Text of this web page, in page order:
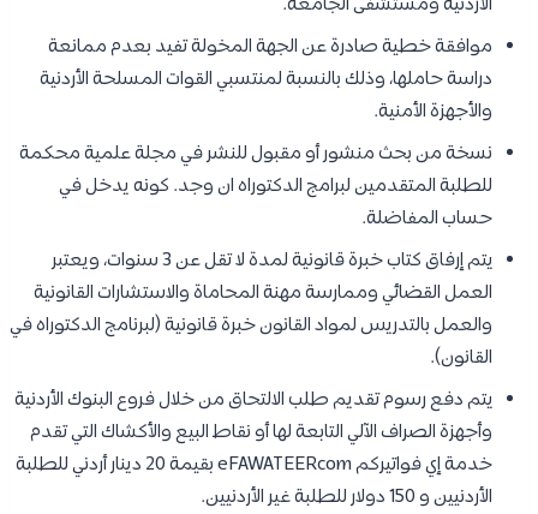
الأردنية ومستشفى الجامعة.
موافقة خطية صادرة عن الجهة المخولة تفيد بعدم ممانعة
دراسة حاملها، وذلك بالنسبة لمنتسبي القوات المسلحة الأردنية
والأجهزة الأمنية.
نسخة من بحث منشور أو مقبول للنشر في مجلة علمية محكمة
للطلبة المتقدمين لبرامج الدكتوراه ان وجد. كونه يدخل في
حساب المفاضلة.
يتم إرفاق كتاب خبرة قانونية لمدة لا تقل عن 3 سنوات، ويعتبر
العمل القضائي وممارسة مهنة المحاماة والاستشارات القانونية
والعمل بالتدريس لمواد القانون خبرة قانونية (لبرنامج الدكتوراه في
القانون).
يتم دفع رسوم تقديم طلب الالتحاق من خلال فروع البنوك الأردنية
وأجهزة الصراف الآلي التابعة لها أو نقاط البيع والأكشاك التي تقدم
خدمة إي فواتيركم eFAWATEERcom بقيمة 20 دينار أردني للطلبة
الأردنيين و 150 دولار للطلبة غير الأردنيين.